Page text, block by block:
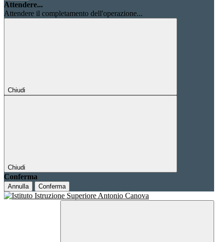
Attendere...
Attendere il completamento dell'operazione...
Chiudi
Chiudi
Conferma
Annulla Conferma